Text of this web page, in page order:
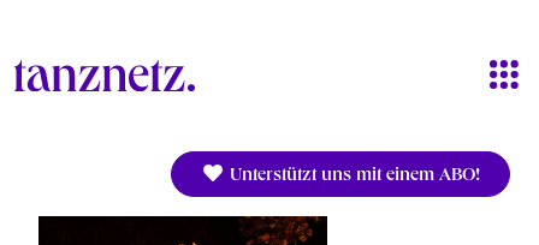
Unterstützt uns mit einem ABO!